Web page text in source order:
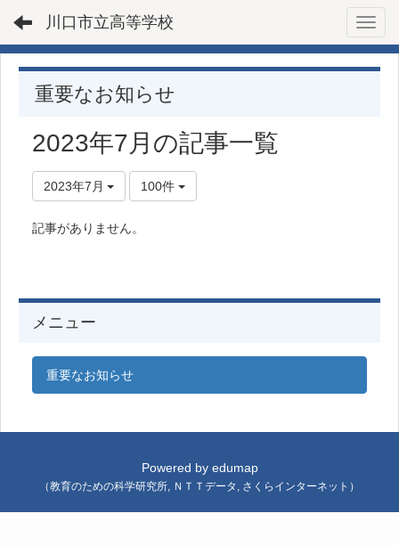
川口市立高等学校
重要なお知らせ
2023年7月の記事一覧
2023年7月 100件
記事がありません。
メニュー
重要なお知らせ
Powered by edumap
（教育のための科学研究所, ＮＴＴデータ , さくらインターネット ）